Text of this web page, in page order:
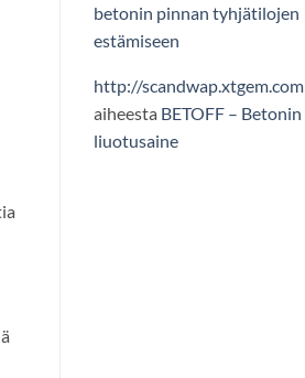
betonin pinnan tyhjätilojen
estämiseen
http://scandwap.xtgem.com
aiheesta BETOFF – Betonin
liuotusaine